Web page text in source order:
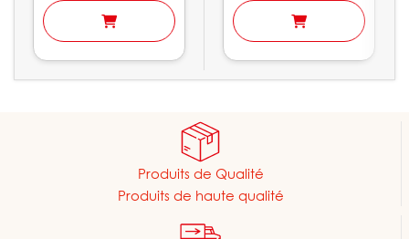
Produits de Qualité
Produits de haute qualité